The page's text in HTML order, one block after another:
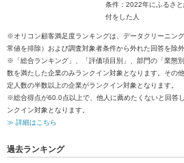
条件：2022年にふるさ
付をした人
※オリコン顧客満足度ランキングは、データクリーニン
常値を排除）および調査対象者条件から外れた回答を除
※「総合ランキング」、「評価項目別」、部門の「業態
数を満たした企業のみランクイン対象となります。その
定人数の半数以上の企業がランクイン対象となります。
※総合得点が60.0点以上で、他人に薦めたくないと回答
ンクイン対象となります。
≫ 詳細はこちら
過去ランキング